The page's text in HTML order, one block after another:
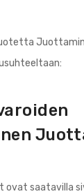
ovat saatavilla